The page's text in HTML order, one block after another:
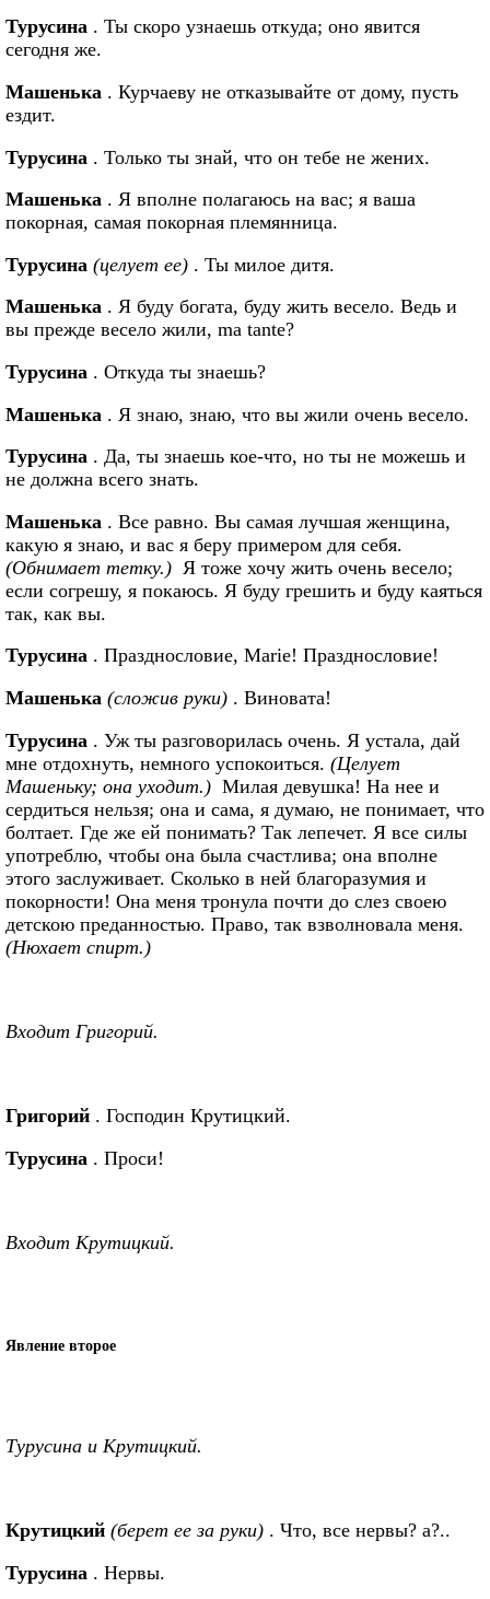
Турусина . Ты скоро узнаешь откуда; оно явится
сегодня же.
Машенька . Курчаеву не отказывайте от дому, пусть
ездит.
Турусина . Только ты знай, что он тебе не жених.
Машенька . Я вполне полагаюсь на вас; я ваша
покорная, самая покорная племянница.
Турусина (целует ее) . Ты милое дитя.
Машенька . Я буду богата, буду жить весело. Ведь и
вы прежде весело жили, ma tante?
Турусина . Откуда ты знаешь?
Машенька . Я знаю, знаю, что вы жили очень весело.
Турусина . Да, ты знаешь кое-что, но ты не можешь и
не должна всего знать.
Машенька . Все равно. Вы самая лучшая женщина,
какую я знаю, и вас я беру примером для себя.
(Обнимает тетку.) Я тоже хочу жить очень весело;
если согрешу, я покаюсь. Я буду грешить и буду каяться
так, как вы.
Турусина . Празднословие, Marie! Празднословие!
Машенька (сложив руки) . Виновата!
Турусина . Уж ты разговорилась очень. Я устала, дай
мне отдохнуть, немного успокоиться. (Целует
Машеньку; она уходит.) Милая девушка! На нее и
сердиться нельзя; она и сама, я думаю, не понимает, что
болтает. Где же ей понимать? Так лепечет. Я все силы
употреблю, чтобы она была счастлива; она вполне
этого заслуживает. Сколько в ней благоразумия и
покорности! Она меня тронула почти до слез своею
детскою преданностью. Право, так взволновала меня.
(Нюхает спирт.)
Входит Григорий.
Григорий . Господин Крутицкий.
Турусина . Проси!
Входит Крутицкий.
Явление второе
Турусина и Крутицкий.
Крутицкий (берет ее за руки) . Что, все нервы? а?..
Турусина . Нервы.